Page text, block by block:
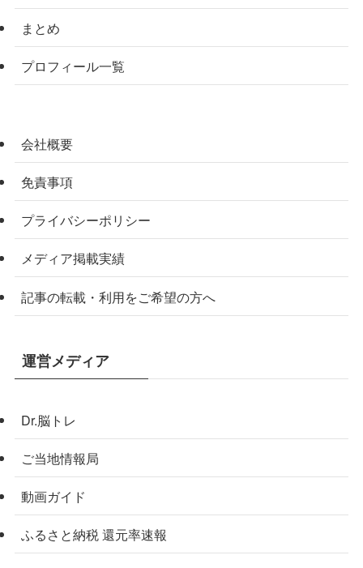
まとめ
プロフィール一覧
会社概要
免責事項
プライバシーポリシー
メディア掲載実績
記事の転載・利用をご希望の方へ
運営メディア
Dr.脳トレ
ご当地情報局
動画ガイド
ふるさと納税 還元率速報